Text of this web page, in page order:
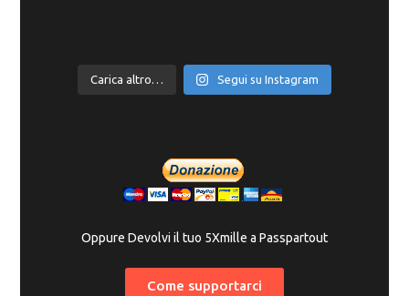
Carica altro… Segui su Instagram
Oppure Devolvi il tuo 5Xmille a Passpartout
Come supportarci